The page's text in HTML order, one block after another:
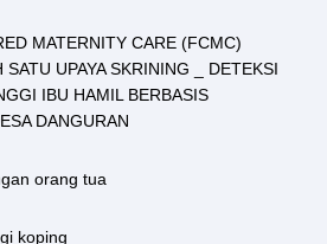
MATERNITY CARE (FCMC)
SATU UPAYA SKRINING _ DETEKSI
IBU HAMIL BERBASIS
DANGURAN
orang tua
koping